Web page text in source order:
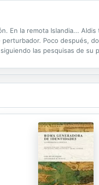
En la remota Islandia...
Poco después,
las pesquisas de su